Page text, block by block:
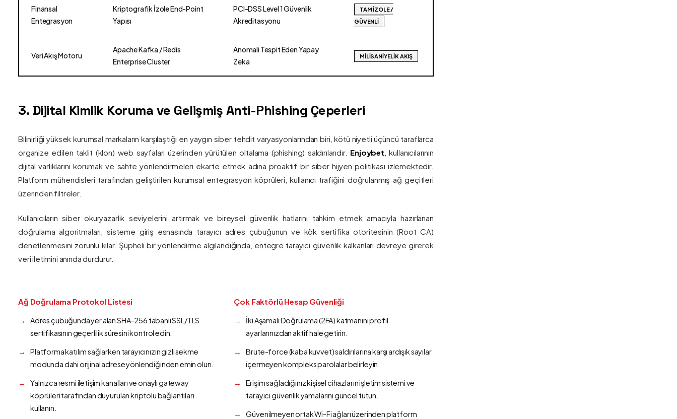
Finansal
Entegrasyon
Kriptografik İzole End-Point
Yapısı
PCI-DSS Level 1 Güvenlik
Akreditasyonu
TAM İZOLE /
GÜVENLI
Veri Akış Motoru
Apache Kafka / Redis
Enterprise Cluster
Anomali Tespit Eden Yapay
Zeka
MILISANIYELIK AKIŞ
3. Dijital Kimlik Koruma ve Gelişmiş Anti-Phishing Çeperleri
Bilinirliği yüksek kurumsal markaların karşılaştığı en yaygın siber tehdit varyasyonlarından biri, kötü niyetli üçüncü taraflarca
organize edilen taklit (klon) web sayfaları üzerinden yürütülen oltalama (phishing) saldırılarıdır. Enjoybet , kullanıcılarının
dijital varlıklarını korumak ve sahte yönlendirmeleri ekarte etmek adına proaktif bir siber hijyen politikası izlemektedir.
Platform mühendisleri tarafından geliştirilen kurumsal entegrasyon köprüleri, kullanıcı trafiğini doğrulanmış ağ geçitleri
üzerinden filtreler.
Kullanıcıların siber okuryazarlık seviyelerini artırmak ve bireysel güvenlik hatlarını tahkim etmek amacıyla hazırlanan
doğrulama algoritmaları, sisteme giriş esnasında tarayıcı adres çubuğunun ve kök sertifika otoritesinin (Root CA)
denetlenmesini zorunlu kılar. Şüpheli bir yönlendirme algılandığında, entegre tarayıcı güvenlik kalkanları devreye girerek
veri iletimini anında durdurur.
Ağ Doğrulama Protokol Listesi
Adres çubuğunda yer alan SHA-256 tabanlı SSL/TLS
sertifikasının geçerlilik süresini kontrol edin.
Platforma katılım sağlarken tarayıcınızın gizli sekme
modunda dahi orijinal adrese yönlendiğinden emin olun.
Yalnızca resmi iletişim kanalları ve onaylı gateway
köprüleri tarafından duyurulan kriptolu bağlantıları
kullanın.
Çok Faktörlü Hesap Güvenliği
İki Aşamalı Doğrulama (2FA) katmanını profil
ayarlarınızdan aktif hale getirin.
Brute-force (kaba kuvvet) saldırılarına karşı ardışık sayılar
içermeyen kompleks parolalar belirleyin.
Erişim sağladığınız kişisel cihazların işletim sistemi ve
tarayıcı güvenlik yamalarını güncel tutun.
Güvenilmeyen ortak Wi-Fi ağları üzerinden platform